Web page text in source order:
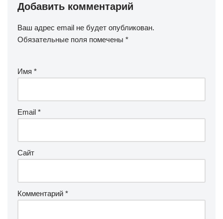
Добавить комментарий
Ваш адрес email не будет опубликован.
Обязательные поля помечены *
Имя *
Email *
Сайт
Комментарий *